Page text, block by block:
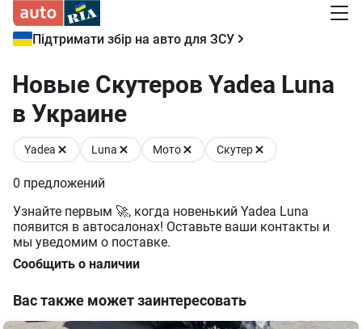
Підтримати збір на авто для ЗСУ
Новые Скутеров Yadea Luna
в Украине
Yadea Luna Мото Скутер
0 предложений
Узнайте первым 🚀, когда новенький Yadea Luna
появится в автосалонах! Оставьте ваши контакты и
мы уведомим о поставке.
Сообщить о наличии
Вас также может заинтересовать